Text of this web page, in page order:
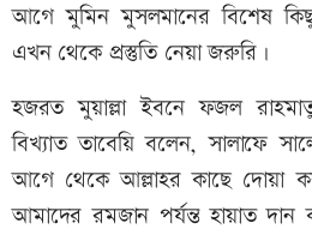
আগে মুমিন মুসলমানের বিশেষ
এখন থেকে প্রস্তুতি নেয়া জরুরি।
হজরত মুয়াল্লা ইবনে ফজল
বিখ্যাত তাবেয়ি বলেন, সালাফে
আগে থেকে আল্লাহর কাছে দোয়া
আমাদের রমজান পর্যন্ত হায়াত